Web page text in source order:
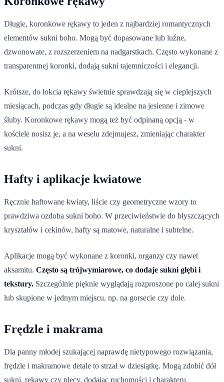
Długie, koronkowe rękawy to jeden z najbardziej romantycznych
elementów sukni boho. Mogą być dopasowane lub luźne,
dzwonowate, z rozszerzeniem na nadgarstkach. Często wykonane z
transparentnej koronki, dodają sukni tajemniczości i elegancji.
Krótsze, do łokcia rękawy świetnie sprawdzają się w cieplejszych
miesiącach, podczas gdy długie są idealne na jesienne i zimowe
śluby. Koronkowe rękawy mogą też być odpinaną opcją - w
kościele nosisz je, a na weselu zdejmujesz, zmieniając charakter
sukni.
Hafty i aplikacje kwiatowe
Ręcznie haftowane kwiaty, liście czy geometryczne wzory to
prawdziwa ozdoba sukni boho. W przeciwieństwie do błyszczących
kryształów i cekinów, hafty są matowe, naturalne i subtelne.
Aplikacje mogą być wykonane z koronki, organzy czy nawet
aksamitu. Często są trójwymiarowe, co dodaje sukni głębi i
tekstury. Szczególnie pięknie wyglądają rozproszone po całej sukni
lub skupione w jednym miejscu, np. na gorsecie czy dole.
Frędzle i makrama
Dla panny młodej szukającej naprawdę nietypowego rozwiązania,
frędzle i makramowe detale to strzał w dziesiątkę. Mogą zdobić dół
sukni, rękawy czy plecy, dodając ruchomości i charakteru.